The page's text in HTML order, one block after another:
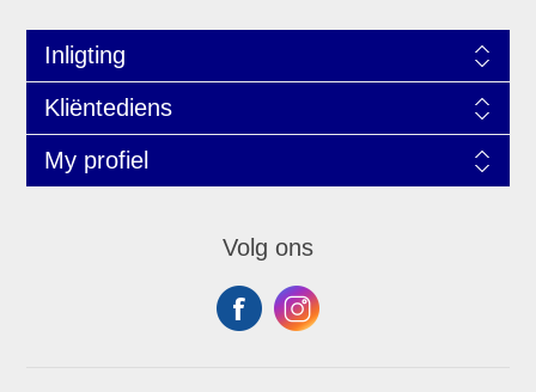
Inligting
Kliëntediens
My profiel
Volg ons